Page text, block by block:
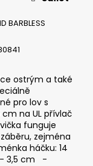
BARBLESS
ostrým a také
pro lov s
na UL přívlač
funguje
zejména
háčku: 14
- 3,5 cm -